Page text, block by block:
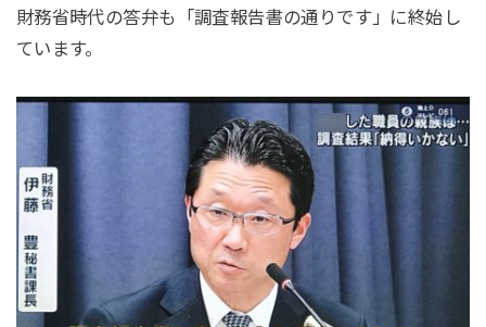
財務省時代の答弁も「調査報告書の通りです」に終始し
ています。